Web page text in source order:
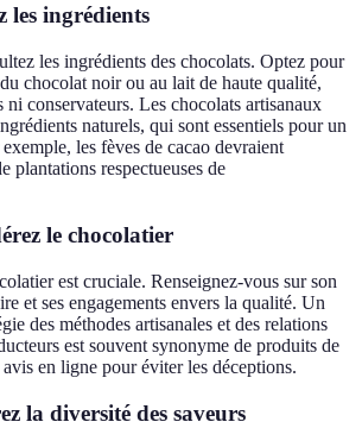
les ingrédients
les ingrédients des chocolats. Optez pour
chocolat noir ou au lait de haute qualité,
conservateurs. Les chocolats artisanaux
naturels, qui sont essentiels pour un
les fèves de cacao devraient
plantations respectueuses de
le chocolatier
est cruciale. Renseignez-vous sur son
et ses engagements envers la qualité. Un
des méthodes artisanales et des relations
est souvent synonyme de produits de
en ligne pour éviter les déceptions.
la diversité des saveurs